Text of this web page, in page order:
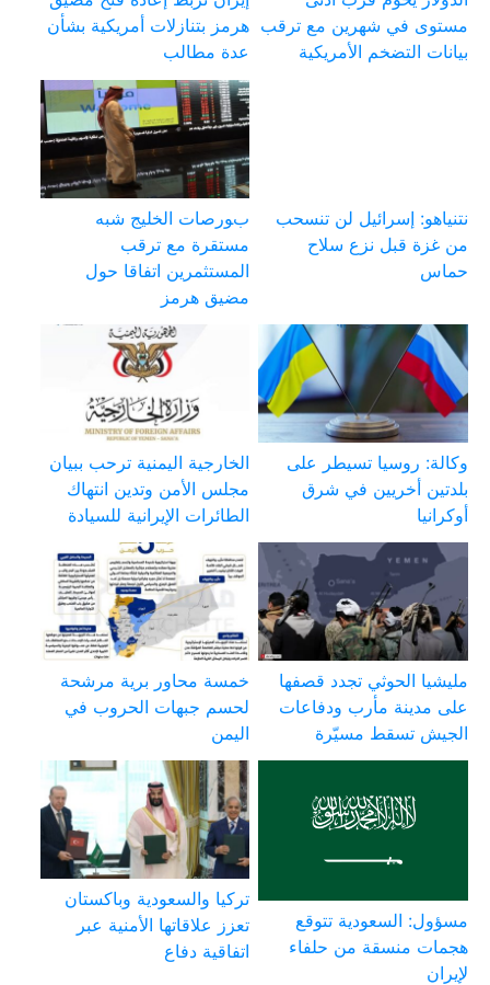
مستوى في شهرين مع ترقب
بيانات التضخم الأمريكية
هرمز بتنازلات أمريكية بشأن
عدة مطالب
نتنياهو: إسرائيل لن تنسحب
من غزة قبل نزع سلاح
حماس
بورصات الخليج شبه
مستقرة مع ترقب
المستثمرين اتفاقا حول
مضيق هرمز
وكالة: روسيا تسيطر على
بلدتين أخريين في شرق
أوكرانيا
الخارجية اليمنية ترحب ببيان
مجلس الأمن وتدين انتهاك
الطائرات الإيرانية للسيادة
مليشيا الحوثي تجدد قصفها
على مدينة مأرب ودفاعات
الجيش تسقط مسيّرة
خمسة محاور برية مرشحة
لحسم جبهات الحروب في
اليمن
مسؤول: السعودية تتوقع
هجمات منسقة من حلفاء
لإيران
تركيا والسعودية وباكستان
تعزز علاقاتها الأمنية عبر
اتفاقية دفاع